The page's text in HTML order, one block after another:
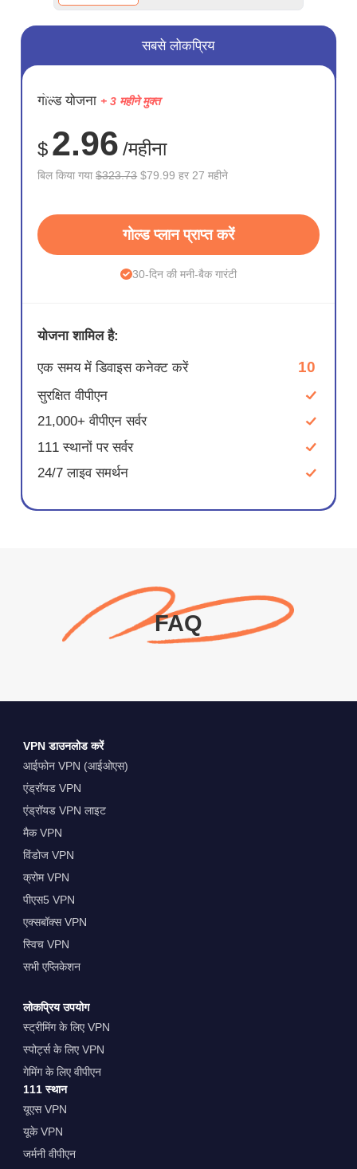
सहेजें
75%
सबसे लोकप्रिय
गोल्ड योजना + 3 महीने मुक्त
$ 2.96 /महीना
बिल किया गया$323.73 $79.99 हर 27 महीने
गोल्ड प्लान प्राप्त करें
30-दिन की मनी-बैक गारंटी
योजना शामिल है:
एक समय में डिवाइस कनेक्ट करें 10
सुरक्षित वीपीएन
21,000+ वीपीएन सर्वर
111 स्थानों पर सर्वर
24/7 लाइव समर्थन
FAQ
VPN डाउनलोड करें
आईफोन VPN (आईओएस)
एंड्रॉयड VPN
एंड्रॉयड VPN लाइट
मैक VPN
विंडोज VPN
क्रोम VPN
पीएस5 VPN
एक्सबॉक्स VPN
स्विच VPN
सभी एप्लिकेशन
लोकप्रिय उपयोग
स्ट्रीमिंग के लिए VPN
स्पोर्ट्स के लिए VPN
गेमिंग के लिए वीपीएन
111 स्थान
यूएस VPN
यूके VPN
जर्मनी वीपीएन